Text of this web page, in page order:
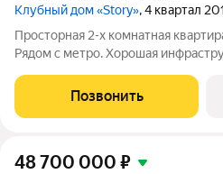
Клубный дом «Story», 4 квартал
Просторная 2-х комнатная
Рядом с метро. Хорошая
Дружелюбные контактные соседи.
качественный евроремонт.
Позвонить
48 700 000 ₽